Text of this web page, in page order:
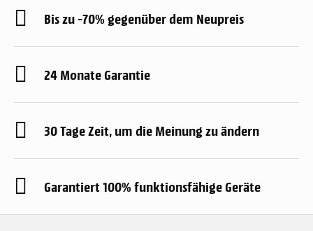
Bis zu -70% gegenüber dem Neupreis
24 Monate Garantie
30 Tage Zeit, um die Meinung zu ändern
Garantiert 100% funktionsfähige Geräte